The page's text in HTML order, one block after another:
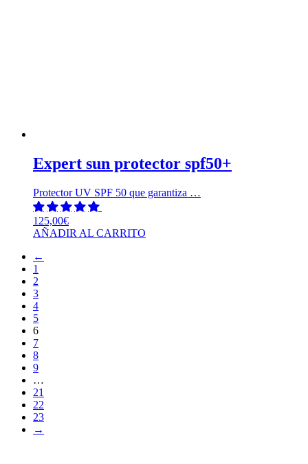
Expert sun protector spf50+
Protector UV SPF 50 que garantiza …
125,00€
AÑADIR AL CARRITO
←
1
2
3
4
5
6
7
8
9
…
21
22
23
→